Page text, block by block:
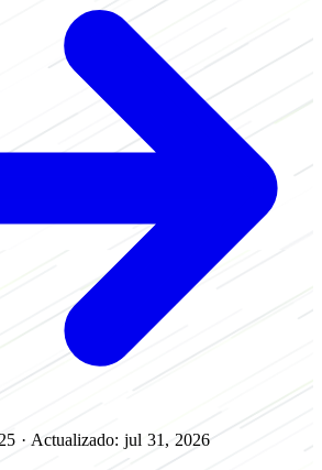
· Actualizado: jul 31, 2026